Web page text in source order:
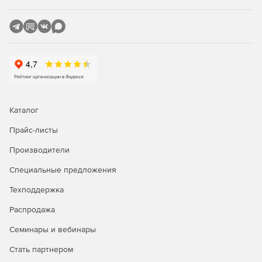
планы расположения оборудования и прокладки
кабельных трасс;
принципиальные схемы щитов;
спецификация оборудования, изделий и материалов;
расчетные ведомости.
Автоматизация рутинных процессов
внимание на решении концептуальных вопросов,
маркировки оборудования, проведения необходимых
расчетов, подсчета всего оборудования, изделий,
кабельного журнала, формирования принципиальных
Каталог
Прайс-листы
Производители
Специальные предложения
Техподдержка
Распродажа
Семинары и вебинары
Стать партнером